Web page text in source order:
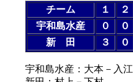
チーム
１ ２
宇和島水産
０ ０
新 田
３ ０
宇和島水産：大本－入江